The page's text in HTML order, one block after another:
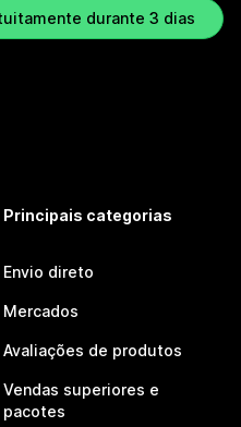
durante 3 dias
Principais categorias
Envio direto
Mercados
Avaliações de produtos
Vendas superiores e
pacotes